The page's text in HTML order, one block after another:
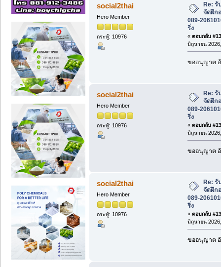
social2thai
Hero Member
กระทู้: 10976
Re: รั
จัดฝึก
089-
ริ่ง
« ตอบกลับ
มิถุนายน
ขออนุญาต
social2thai
Hero Member
กระทู้: 10976
Re: รั
จัดฝึก
089-
ริ่ง
« ตอบกลับ
มิถุนายน
ขออนุญาต
social2thai
Hero Member
กระทู้: 10976
Re: รั
จัดฝึก
089-
ริ่ง
« ตอบกลับ
มิถุนายน
ขออนุญาต